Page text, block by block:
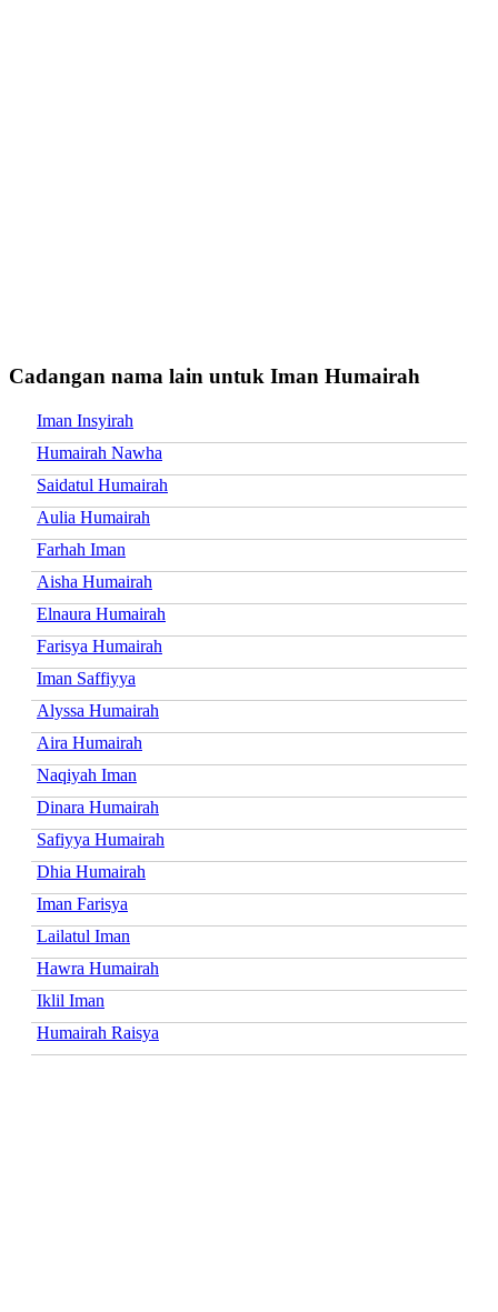
Cadangan nama lain untuk Iman Humairah
Iman Insyirah
Humairah Nawha
Saidatul Humairah
Aulia Humairah
Farhah Iman
Aisha Humairah
Elnaura Humairah
Farisya Humairah
Iman Saffiyya
Alyssa Humairah
Aira Humairah
Naqiyah Iman
Dinara Humairah
Safiyya Humairah
Dhia Humairah
Iman Farisya
Lailatul Iman
Hawra Humairah
Iklil Iman
Humairah Raisya